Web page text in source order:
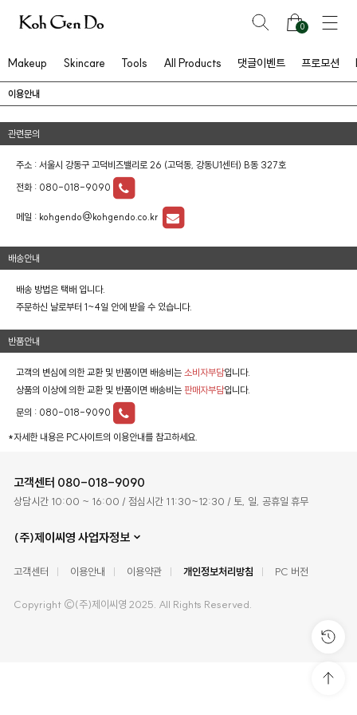
클렌징
0
Makeup Skincare Tools All Products 댓글이벤트 프로모션
이용안내
관련문의
주소 : 서울시 강동구 고덕비즈밸리로 26 (고덕동, 강동U1센터) B동 327호
전화 : 080-018-9090
메일 : kohgendo@kohgendo.co.kr
배송안내
배송 방법은 택배 입니다.
주문하신 날로부터 1~4일 안에 받을 수 있습니다.
반품안내
고객의 변심에 의한 교환 및 반품이면 배송비는 소비자부담입니다.
상품의 이상에 의한 교환 및 반품이면 배송비는 판매자부담입니다.
문의 : 080-018-9090
*자세한 내용은 PC사이트의 이용안내를 참고하세요.
고객센터 080-018-9090
상담시간 10:00 ~ 16:00 / 점심시간 11:30~12:30 / 토, 일, 공휴일 휴무
(주)제이씨영 사업자정보
고객센터 이용안내 이용약관 개인정보처리방침 PC 버전
Copyright ©(주)제이씨영 2025. All Rights Reserved.